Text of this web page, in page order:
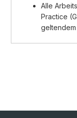
Alle
Practice
geltendem